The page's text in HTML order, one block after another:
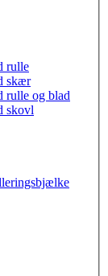
rulle
skær
rulle og blad
skovl